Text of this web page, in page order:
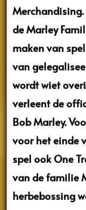
Merchandising.
de Marley
maken van
van
wordt wiet
verleent de
Bob Marley.
voor het einde
spel ook One
van de familie
herbebossing